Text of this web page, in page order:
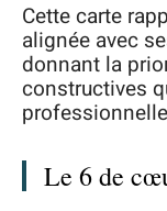
Cette carte
alignée avec
donnant la
constructives
Le 6 de